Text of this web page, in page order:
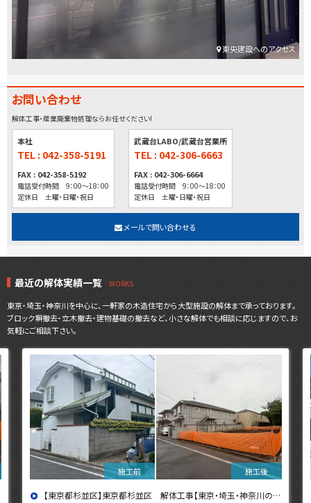
東央建設へのアクセス
お問い合わせ
解体工事・産業廃棄物処理ならお任せください!
本社
TEL : 042-358-5191
FAX : 042-358-5192
電話受付時間 9：00～18：00
定休日 土曜・日曜・祝日
武蔵台LABO/武蔵台営業所
TEL : 042-306-6663
FAX : 042-306-6664
電話受付時間 9：00～18：00
定休日 土曜・日曜・祝日
メールで問い合わせる
最近の解体実績一覧
東京・埼玉・神奈川を中心に、一軒家の木造住宅から大型施設の解体まで承っております。
ブロック塀撤去・立木撤去・建物基礎の撤去など、小さな解体でも相談に応じますので、お
気軽にご相談下さい。
【東京都杉並区】東京都杉並区 解体工事【東京・埼玉・神奈川の解体工事なら東央建設へ】